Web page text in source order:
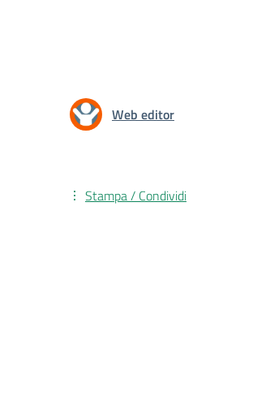
Web editor
Stampa / Condividi